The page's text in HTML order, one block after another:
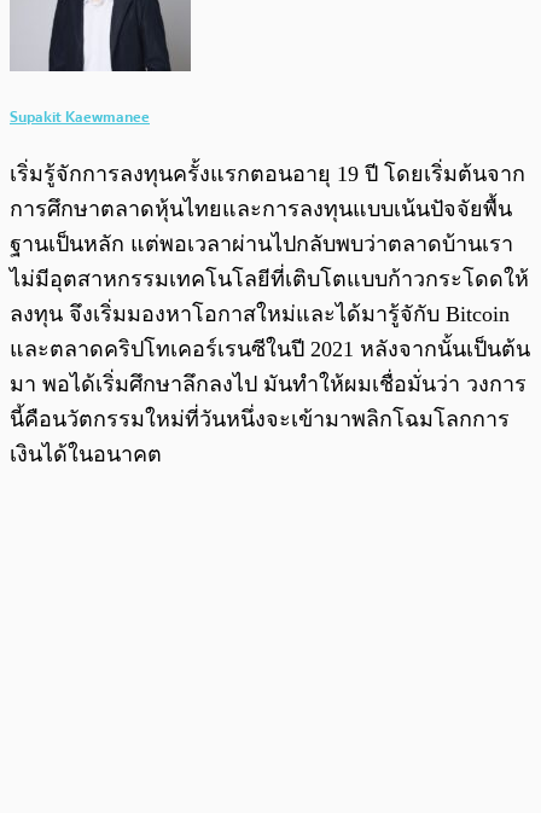
Supakit Kaewmanee
เริ่มรู้จักการลงทุนครั้งแรกตอนอายุ 19 ปี โดยเริ่มต้นจาก
การศึกษาตลาดหุ้นไทยและการลงทุนแบบเน้นปัจจัยพื้น
ฐานเป็นหลัก แต่พอเวลาผ่านไปกลับพบว่าตลาดบ้านเรา
ไม่มีอุตสาหกรรมเทคโนโลยีที่เติบโตแบบก้าวกระโดดให้
ลงทุน จึงเริ่มมองหาโอกาสใหม่และได้มารู้จักับ Bitcoin
และตลาดคริปโทเคอร์เรนซีในปี 2021 หลังจากนั้นเป็นต้น
มา พอได้เริ่มศึกษาลึกลงไป มันทำให้ผมเชื่อมั่นว่า วงการ
นี้คือนวัตกรรมใหม่ที่วันหนึ่งจะเข้ามาพลิกโฉมโลกการ
เงินได้ในอนาคต